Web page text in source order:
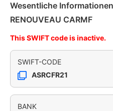
Wesentliche
RENOUVEAU CARMF
This SWIFT code is inactive.
SWIFT-CODE
ASRCFR21
BANK